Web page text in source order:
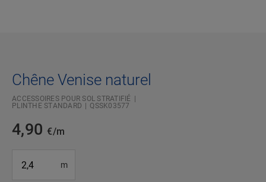
Chêne Venise naturel
ACCESSOIRES POUR SOL STRATIFIÉ
PLINTHE STANDARD
QSSK03577
4,90€/m
m